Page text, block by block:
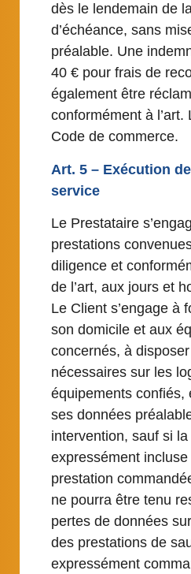
dès le lendemain de
d’échéance, sans
préalable. Une
40 € pour frais de
également être
conformément à l’art.
Code de commerce.
Art. 5 – Exécution
service
Le Prestataire
prestations
diligence et
de l’art, aux jours et
Le Client s’engage à
son domicile et aux
concernés, à
nécessaires sur les
équipements confiés,
ses données
intervention, sauf si
expressément
prestation
ne pourra être tenu
pertes de données
des prestations de
expressément